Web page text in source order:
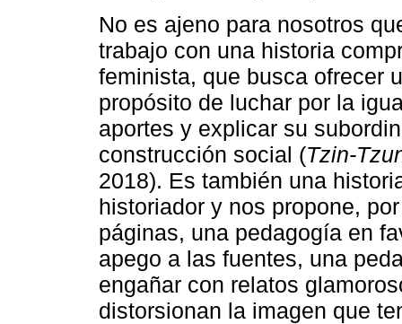
No es ajeno para nosotros
trabajo con una historia
feminista, que busca ofrecer
propósito de luchar por la
aportes y explicar su
construcción social (Tzin-
2018). Es también una
historiador y nos propone,
páginas, una pedagogía en
apego a las fuentes, una
engañar con relatos
distorsionan la imagen que